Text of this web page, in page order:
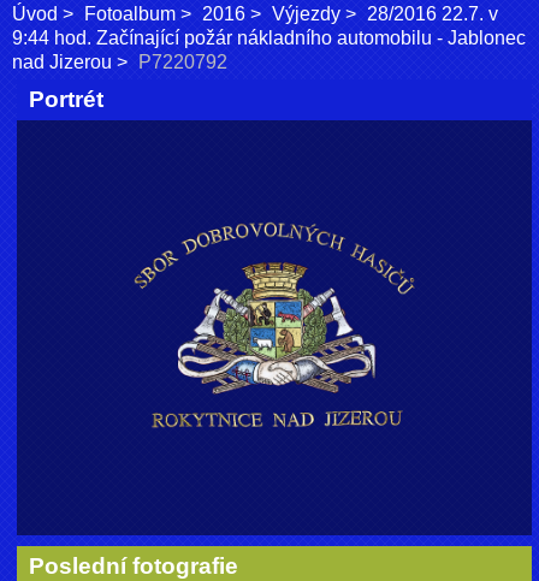
Úvod Fotoalbum 2016 Výjezdy
28/2016 22.7. v
9:44 hod. Začínající požár nákladního automobilu - Jablonec
nad Jizerou
P7220792
Portrét
Poslední fotografie